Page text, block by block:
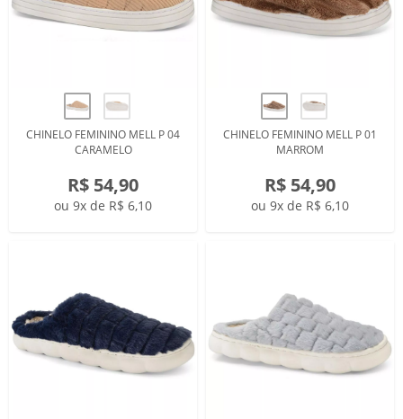
CHINELO FEMININO MELL P 04
CARAMELO
R$ 54,90
ou 9x de R$ 6,10
CHINELO FEMININO MELL P 01
MARROM
R$ 54,90
ou 9x de R$ 6,10